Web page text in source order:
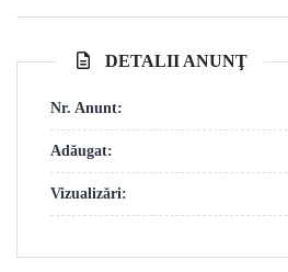
DETALII ANUNŢ
Nr. Anunt:
Adăugat:
Vizualizări: